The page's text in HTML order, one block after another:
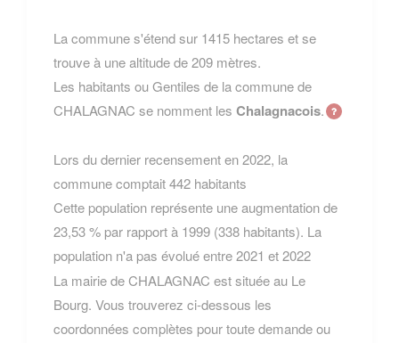
La commune s'étend sur 1415 hectares et se
trouve à une altitude de 209 mètres.
Les habitants ou Gentiles de la commune de
CHALAGNAC se nomment les Chalagnacois.
Lors du dernier recensement en 2022, la
commune comptait 442 habitants
Cette population représente une augmentation de
23,53 % par rapport à 1999 (338 habitants). La
population n'a pas évolué entre 2021 et 2022
La mairie de CHALAGNAC est située au Le
Bourg. Vous trouverez ci-dessous les
coordonnées complètes pour toute demande ou